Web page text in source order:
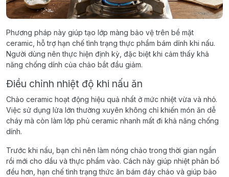
Phương pháp này giúp tạo lớp màng bảo vệ trên bề mặt
ceramic, hỗ trợ hạn chế tình trạng thực phẩm bám dính khi nấu.
Người dùng nên thực hiện định kỳ, đặc biệt khi cảm thấy khả
năng chống dính của chảo bắt đầu giảm.
Điều chỉnh nhiệt độ khi nấu ăn
Chảo ceramic hoạt động hiệu quả nhất ở mức nhiệt vừa và nhỏ.
Việc sử dụng lửa lớn thường xuyên không chỉ khiến món ăn dễ
cháy mà còn làm lớp phủ ceramic nhanh mất đi khả năng chống
dính.
Trước khi nấu, bạn chỉ nên làm nóng chảo trong thời gian ngắn
rồi mới cho dầu và thực phẩm vào. Cách này giúp nhiệt phân bổ
đều hơn, hạn chế tình trạng thức ăn bám đáy chảo và giúp bảo